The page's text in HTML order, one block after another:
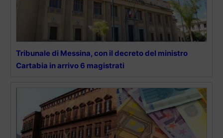
Tribunale di Messina, con il decreto del ministro
Cartabia in arrivo 6 magistrati